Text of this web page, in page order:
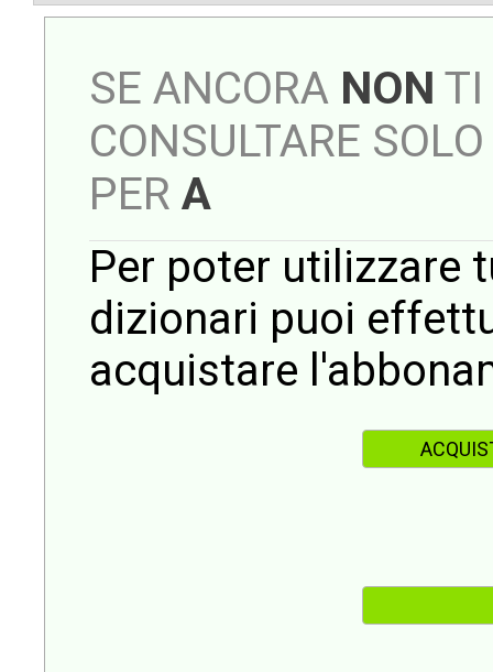
SE ANCORA NON TI
CONSULTARE
PER A
Per poter utilizzare
dizionari puoi
acquistare